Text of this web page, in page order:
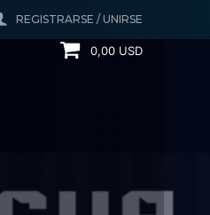
REGISTRARSE / UNIRSE
0,00 USD